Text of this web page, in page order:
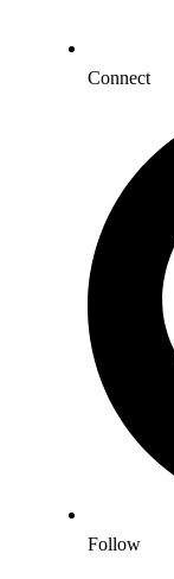
Connect
Follow